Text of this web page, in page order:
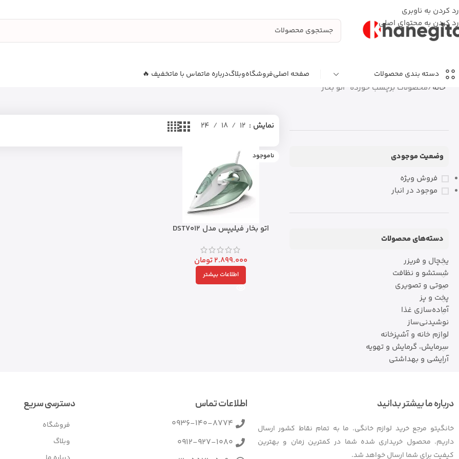
رد کردن به ناوبری
رد کردن به محتوای اصلی
دسته بندی محصولات صفحه اصلیفروشگاهوبلاگدرباره ماتماس با ماتخفیف 🔥
خانه محصولات برچسب خورده “انو بخار”
وضعیت موجودی
فروش ویژه
موجود در انبار
دسته‌های محصولات
یخچال و فریزر
شستشو و نظافت
صوتی و تصویری
پخت و پز
آماده‌سازی غذا
نوشیدنی‌ساز
لوازم خانه و آشپزخانه
سرمایش، گرمایش و تهویه
آرایشی و بهداشتی
نمایش 12
18
24
ناموجود
اتو بخار فیلیپس مدل DST7012
2.899.000تومان
اطلاعات بیشتر
درباره ما بیشتر بدانید
خانگیتو مرجع خرید لوازم خانگی. ما به تمام نقاط کشور ارسال
داریم. محصول خریداری شده شما در کمترین زمان و بهترین
کیفیت برای شما ارسال خواهد شد.
اطلاعات تماس
0936-140-8774
0912-927-1080
دسترسی سریع
فروشگاه
وبلاگ